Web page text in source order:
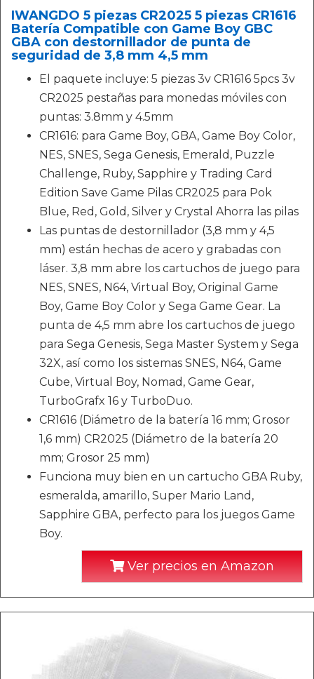
IWANGDO 5 piezas CR2025 5 piezas CR1616
Batería Compatible con Game Boy GBC
GBA con destornillador de punta de
seguridad de 3,8 mm 4,5 mm
El paquete incluye: 5 piezas 3v CR1616 5pcs 3v
CR2025 pestañas para monedas móviles con
puntas: 3.8mm y 4.5mm
CR1616: para Game Boy, GBA, Game Boy Color,
NES, SNES, Sega Genesis, Emerald, Puzzle
Challenge, Ruby, Sapphire y Trading Card
Edition Save Game Pilas CR2025 para Pok
Blue, Red, Gold, Silver y Crystal Ahorra las pilas
Las puntas de destornillador (3,8 mm y 4,5
mm) están hechas de acero y grabadas con
láser. 3,8 mm abre los cartuchos de juego para
NES, SNES, N64, Virtual Boy, Original Game
Boy, Game Boy Color y Sega Game Gear. La
punta de 4,5 mm abre los cartuchos de juego
para Sega Genesis, Sega Master System y Sega
32X, así como los sistemas SNES, N64, Game
Cube, Virtual Boy, Nomad, Game Gear,
TurboGrafx 16 y TurboDuo.
CR1616 (Diámetro de la batería 16 mm; Grosor
1,6 mm) CR2025 (Diámetro de la batería 20
mm; Grosor 25 mm)
Funciona muy bien en un cartucho GBA Ruby,
esmeralda, amarillo, Super Mario Land,
Sapphire GBA, perfecto para los juegos Game
Boy.
Ver precios en Amazon